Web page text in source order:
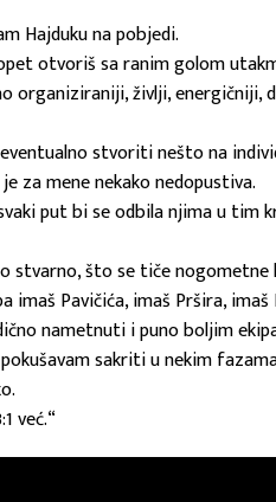
Hajduku na pobjedi.
otvoriš sa ranim golom
organiziraniji, življi,
stvoriti nešto na
za mene nekako nedopustiva.
put bi se odbila njima u
stvarno, što se tiče
imaš Pavičića, imaš Pršira,
nametnuti i puno boljim
sakriti u nekim
već.“